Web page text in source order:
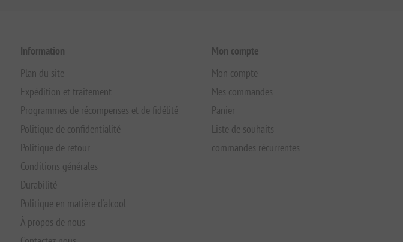
Information
Plan du site
Expédition et traitement
Programmes de récompenses et de fidélité
Politique de confidentialité
Politique de retour
Conditions générales
Durabilité
Politique en matière d'alcool
À propos de nous
Mon compte
Mon compte
Mes commandes
Panier
Liste de souhaits
commandes récurrentes